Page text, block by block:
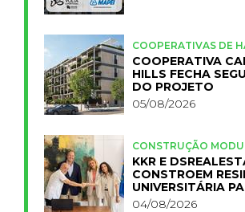
COOPERATIVAS DE
COOPERATIVA
HILLS FECHA
DO PROJETO
05/08/2026
CONSTRUÇÃO
KKR E
CONSTROEM
UNIVERSITÁRIA
FCT
04/08/2026